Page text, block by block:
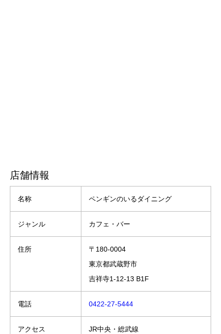
店舗情報
名称 ペンギンのいるダイニング
ジャンル カフェ・バー
住所
〒180-0004
東京都武蔵野市
吉祥寺1-12-13 B1F
電話 0422-27-5444
アクセス
JR中央・総武線